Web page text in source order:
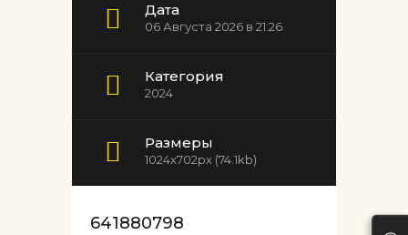
Дата
06 Августа 2026 в 21:26
Категория
2024
Размеры
1024x702px (74.1kb)
641880798